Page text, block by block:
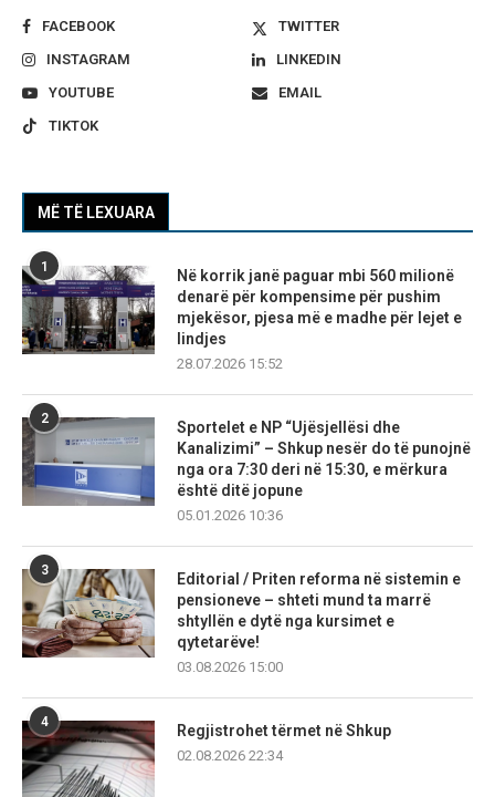
FACEBOOK
TWITTER
INSTAGRAM
LINKEDIN
YOUTUBE
EMAIL
TIKTOK
MË TË LEXUARA
1
Në korrik janë paguar mbi 560 milionë
denarë për kompensime për pushim
mjekësor, pjesa më e madhe për lejet e
lindjes
28.07.2026 15:52
2
Sportelet e NP “Ujësjellësi dhe
Kanalizimi” – Shkup nesër do të punojnë
nga ora 7:30 deri në 15:30, e mërkura
është ditë jopune
05.01.2026 10:36
3
Editorial / Priten reforma në sistemin e
pensioneve – shteti mund ta marrë
shtyllën e dytë nga kursimet e
qytetarëve!
03.08.2026 15:00
4
Regjistrohet tërmet në Shkup
02.08.2026 22:34